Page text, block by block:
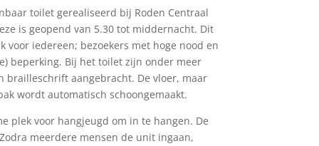
toilet gerealiseerd bij Roden Centraal
is geopend van 5.30 tot middernacht. Dit
voor iedereen; bezoekers met hoge nood en
beperking. Bij het toilet zijn onder meer
brailleschrift aangebracht. De vloer, maar
wordt automatisch schoongemaakt.
plek voor hangjeugd om in te hangen. De
meerdere mensen de unit ingaan,